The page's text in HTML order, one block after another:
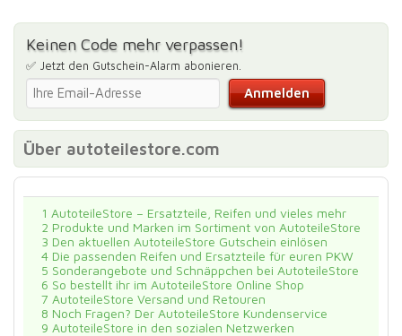
Keinen Code mehr verpassen!
✅ Jetzt den Gutschein-Alarm abonieren.
Über autoteilestore.com
1 AutoteileStore – Ersatzteile, Reifen und vieles mehr
2 Produkte und Marken im Sortiment von AutoteileStore
3 Den aktuellen AutoteileStore Gutschein einlösen
4 Die passenden Reifen und Ersatzteile für euren PKW
5 Sonderangebote und Schnäppchen bei AutoteileStore
6 So bestellt ihr im AutoteileStore Online Shop
7 AutoteileStore Versand und Retouren
8 Noch Fragen? Der AutoteileStore Kundenservice
9 AutoteileStore in den sozialen Netzwerken